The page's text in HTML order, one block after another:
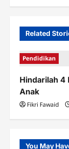
n
v
i
g
a
t
Related
Pendidikan
Hindarilah 4
Anak
Fikri Fawaid
You May